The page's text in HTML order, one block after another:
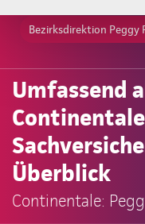
Bezirksdirektion Peggy
Umfassend
Überblick
Continentale: